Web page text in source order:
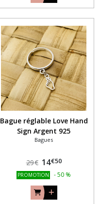
Bague réglable Love Hand
Sign Argent 925
Bagues
29€ 14€50
PROMOTION -50 %